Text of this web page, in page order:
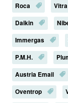
Roca
Vitra
Daikin
Immergas
P.M.H.
Austria Email
Oventrop